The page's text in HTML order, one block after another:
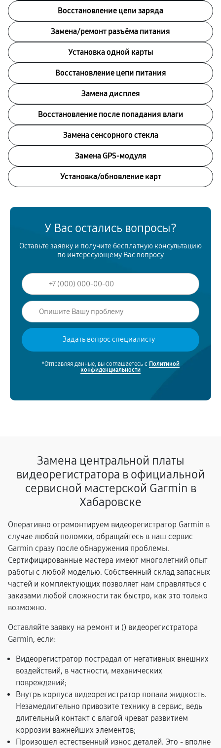
Восстановление цепи заряда
Замена/ремонт разъёма питания
Установка одной карты
Восстановление цепи питания
Замена дисплея
Восстановление после попадания влаги
Замена сенсорного стекла
Замена GPS-модуля
Установка/обновление карт
У Вас остались вопросы?
Оставьте заявку и получите бесплатную консультацию
по интересующему Вас вопросу
*Отправляя данные, вы соглашаетесь с Политикой
конфиденциальности
Замена центральной платы
видеорегистратора в официальной
сервисной мастерской Garmin в
Хабаровске
Оперативно отремонтируем видеорегистратор Garmin в
случае любой поломки, обращайтесь в наш сервис
Garmin сразу после обнаружения проблемы.
Сертифицированные мастера имеют многолетний опыт
работы с любой моделью. Собственный склад запасных
частей и комплектующих позволяет нам справляться с
заказами любой сложности так быстро, как это только
возможно.
Оставляйте заявку на ремонт и () видеорегистратора
Garmin, если:
Видеорегистратор пострадал от негативных внешних
воздействий, в частности, механических
повреждений;
Внутрь корпуса видеорегистратор попала жидкость.
Незамедлительно привозите технику в сервис, ведь
длительный контакт с влагой чреват развитием
коррозии важнейших элементов;
Произошел естественный износ деталей. Это - вполне